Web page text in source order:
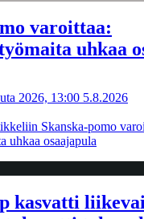
varoittaa:
uhkaa
2026, 13:00 5.8.2026
Skanska-pomo
uhkaa osaajapula
kasvatti